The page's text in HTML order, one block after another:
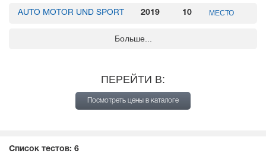
AUTO MOTOR UND SPORT 2019 10 МЕСТО
2021
Больше...
ПЕРЕЙТИ В:
Посмотреть цены в каталоге
Список тестов: 6